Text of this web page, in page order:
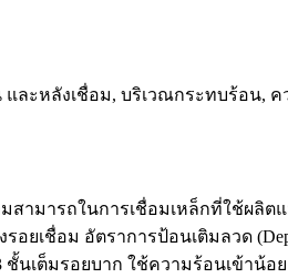
ละหลังเชื่อม, บริเวณกระทบร้อน, ค
มารถในการเชื่อมเหล็กที่ใช้ผลิต
อยเชื่อม อัตราการป้อนเติมลวด
เต็มรอยบาก ใช้ความร้อนเข้าน้อ